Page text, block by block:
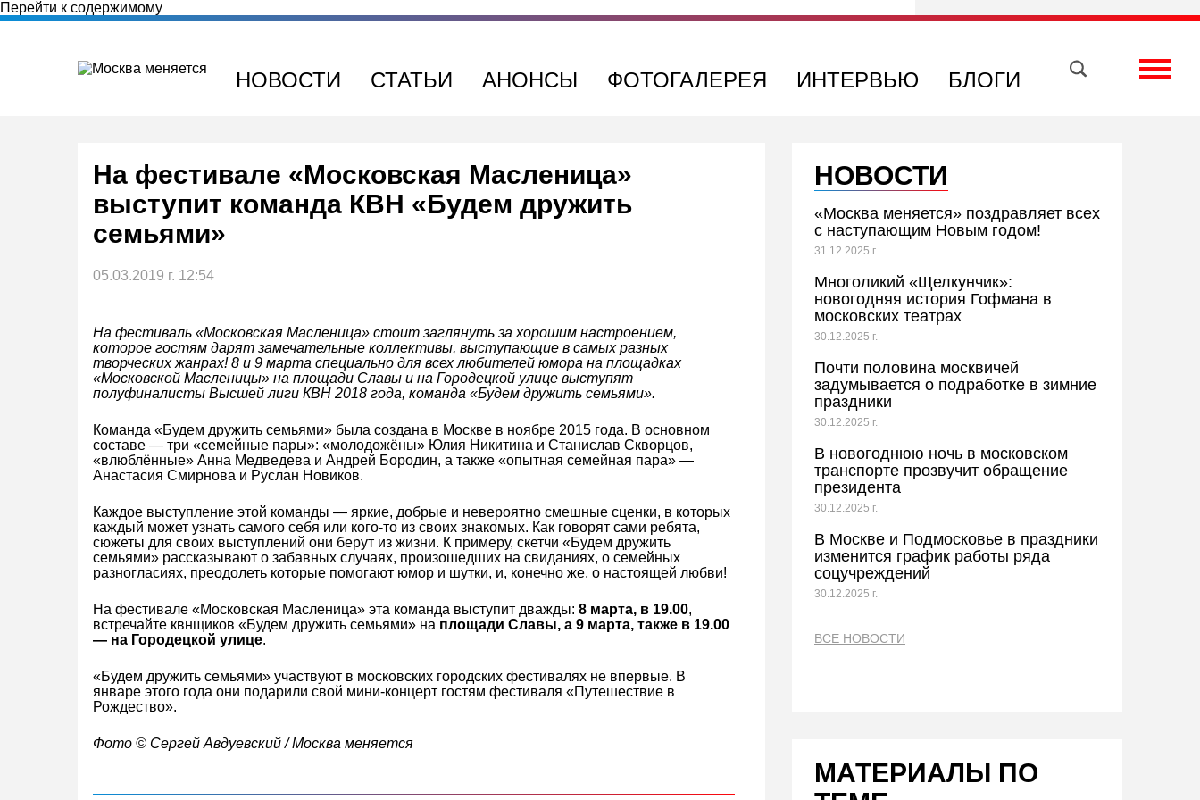
Перейти к содержимому
НОВОСТИ СТАТЬИ АНОНСЫ ФОТОГАЛЕРЕЯ ИНТЕРВЬЮ БЛОГИ
ВконтактеТелеграм
На фестивале «Московская Масленица»
выступит команда КВН «Будем дружить
семьями»
05.03.2019 г. 12:54
На фестиваль «Московская Масленица» стоит заглянуть за хорошим настроением,
которое гостям дарят замечательные коллективы, выступающие в самых разных
творческих жанрах! 8 и 9 марта специально для всех любителей юмора на площадках
«Московской Масленицы» на площади Славы и на Городецкой улице выступят
полуфиналисты Высшей лиги КВН 2018 года, команда «Будем дружить семьями».
Команда «Будем дружить семьями» была создана в Москве в ноябре 2015 года. В основном
составе — три «семейные пары»: «молодожёны» Юлия Никитина и Станислав Скворцов,
«влюблённые» Анна Медведева и Андрей Бородин, а также «опытная семейная пара» —
Анастасия Смирнова и Руслан Новиков.
Каждое выступление этой команды — яркие, добрые и невероятно смешные сценки, в которых
каждый может узнать самого себя или кого-то из своих знакомых. Как говорят сами ребята,
сюжеты для своих выступлений они берут из жизни. К примеру, скетчи «Будем дружить
семьями» рассказывают о забавных случаях, произошедших на свиданиях, о семейных
разногласиях, преодолеть которые помогают юмор и шутки, и, конечно же, о настоящей любви!
На фестивале «Московская Масленица» эта команда выступит дважды: 8 марта, в 19.00,
встречайте квнщиков «Будем дружить семьями» на площади Славы, а 9 марта, также в 19.00
— на Городецкой улице.
«Будем дружить семьями» участвуют в московских городских фестивалях не впервые. В
январе этого года они подарили свой мини-концерт гостям фестиваля «Путешествие в
Рождество».
Фото © Cергей Авдуевский / Москва меняется
НОВОСТИ
«Москва меняется» поздравляет всех
с наступающим Новым годом!
31.12.2025 г.
Многоликий «Щелкунчик»:
новогодняя история Гофмана в
московских театрах
30.12.2025 г.
Почти половина москвичей
задумывается о подработке в зимние
праздники
30.12.2025 г.
В новогоднюю ночь в московском
транспорте прозвучит обращение
президента
30.12.2025 г.
В Москве и Подмосковье в праздники
изменится график работы ряда
соцучреждений
30.12.2025 г.
ВСЕ НОВОСТИ
МАТЕРИАЛЫ ПО